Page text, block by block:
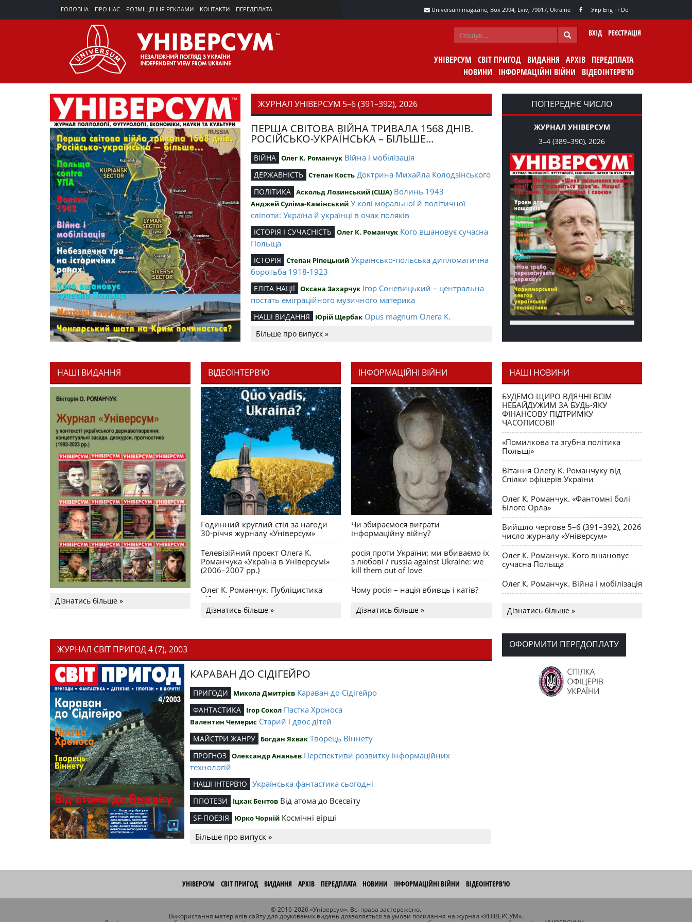
ГОЛОВНА ПРО НАС РОЗМІЩЕННЯ РЕКЛАМИ КОНТАКТИ ПЕРЕДПЛАТА Universum magazine, Box 2994, Lviv, 79017, Ukraine Укр Eng Fr De
ВХІД РЕЄСТРАЦІЯ
УНІВЕРСУМ СВІТ ПРИГОД ВИДАННЯ АРХІВ ПЕРЕДПЛАТА
НОВИНИ
ІНФОРМАЦІЙНІ ВІЙНИ ВІДЕОІНТЕРВ'Ю
ЖУРНАЛ УНІВЕРСУМ 5–6 (391–392), 2026
ПЕРША СВІТОВА ВІЙНА ТРИВАЛА 1568 ДНІВ.
РОСІЙСЬКО-УКРАЇНСЬКА – БІЛЬШЕ...
ВІЙНА Олег К. Романчук Війна і мобілізація
ДЕРЖАВНІСТЬ Степан Кость Доктрина Михайла Колодзінського
ПОЛІТИКА Аскольд Лозинський (США) Волинь 1943
Анджей Суліма-Камінський У колі моральної й політичної
сліпоти: Україна й українці в очах поляків
ІСТОРІЯ І СУЧАСНІСТЬ Олег К. Романчук Кого вшановує сучасна
Польща
ІСТОРІЯ Степан Ріпецький Українсько-польська дипломатична
боротьба 1918-1923
ЕЛІТА НАЦІЇ Оксана Захарчук Ігор Соневицький – центральна
постать еміграційного музичного материка
НАШІ ВИДАННЯ Юрій Щербак Opus magnum Олега К.
Романчука
СЛОВО РЕДАКЦІЙНЕ Олег К. Романчук Журавель і синиця як
уособлення української політстратегії й тактики
Більше про випуск »
ПОПЕРЕДНЄ ЧИСЛО
ЖУРНАЛ УНІВЕРСУМ
3–4 (389–390), 2026
НАШІ ВИДАННЯ
Дізнатись більше »
ВІДЕОІНТЕРВ’Ю
Годинний круглий стіл за нагоди
30-річчя журналу «Універсум»
Телевізійний проект Олега К.
Романчука «Україна в Універсумі»
(2006–2007 рр.)
Олег К. Романчук. Публіцистика
війни. Акценти і табу
Дізнатись більше »
ІНФОРМАЦІЙНІ ВІЙНИ
Чи збираємося виграти
інформаційну війну?
росія проти України: ми вбиваємо їх
з любові / russia against Ukraine: we
kill them out of love
Чому росія – нація вбивць і катів?
Дізнатись більше »
НАШІ НОВИНИ
БУДЕМО ЩИРО ВДЯЧНІ ВСІМ
НЕБАЙДУЖИМ ЗА БУДЬ-ЯКУ
ФІНАНСОВУ ПІДТРИМКУ
ЧАСОПИСОВІ!
«Помилкова та згубна політика
Польщі»
Вітання Олегу К. Романчуку від
Спілки офіцерів України
Олег К. Романчук. «Фантомні болі
Білого Орла»
Вийшло чергове 5–6 (391–392), 2026
число журналу «Універсум»
Олег К. Романчук. Кого вшановує
сучасна Польща
Олег К. Романчук. Війна і мобілізація
долучилися до найбільшої
День Вишиванки в Норт Порті
OPUS MAGNUM Олега К. Романчука
Дізнатись більше »
ЖУРНАЛ СВІТ ПРИГОД 4 (7), 2003
КАРАВАН ДО СІДІГЕЙРО
ПРИГОДИ Микола Дмитрієв Караван до Сідігейро
ФАНТАСТИКА Ігор Сокол Пастка Хроноса
Валентин Чемерис Старий і двоє дітей
МАЙСТРИ ЖАНРУ Богдан Яхвак Творець Віннету
ПРОГНОЗ Олександр Ананьєв Перспективи розвитку інформаційних
технологій
НАШІ ІНТЕРВ’Ю Українська фантастика сьогодні
ГІПОТЕЗИ Іцхак Бентов Від атома до Всесвіту
SF-ПОЕЗІЯ Юрко Чорній Космічні вірші
Більше про випуск »
ОФОРМИТИ ПЕРЕДОПЛАТУ
УНІВЕРСУМ СВІТ ПРИГОД ВИДАННЯ АРХІВ ПЕРЕДПЛАТА НОВИНИ ІНФОРМАЦІЙНІ ВІЙНИ ВІДЕОІНТЕРВ'Ю
© 2016-2026 «Універсум». Всі права застережено.
Використання матеріалів сайту для друкованих видань дозволяється за умови посилання на журнал «УНІВЕРСУМ».